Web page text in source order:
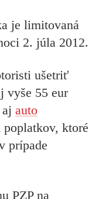
je limitovaná
2. júla 2012.
ušetriť
vyše 55 eur
auto
ktoré
prípade
PZP na